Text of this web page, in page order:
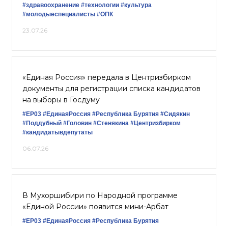
#здравоохранение #технологии #культура
#молодыеспециалисты #ОПК
23.07.26
«Единая Россия» передала в Центризбирком
документы для регистрации списка кандидатов
на выборы в Госдуму
#ЕР03 #‎ЕдинаяРоссия #Республика Бурятия #Сидякин
#Поддубный #Головин #Стенякина #Центризбирком
#кандидатывдепутаты
06.07.26
В Мухоршибири по Народной программе
«Единой России» появится мини-Арбат
#ЕР03 #ЕдинаяРоссия #Республика Бурятия